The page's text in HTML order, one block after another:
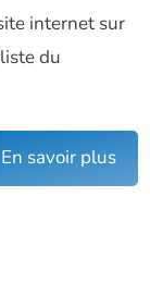
internet sur
du
En savoir plus